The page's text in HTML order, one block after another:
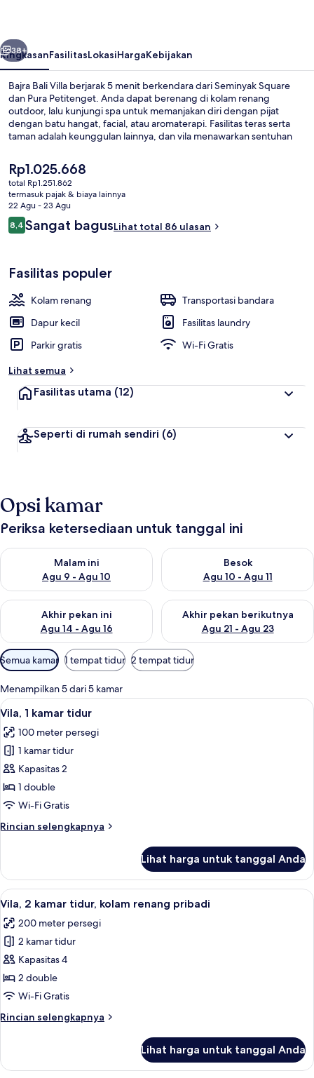
Berikutnya
38+
RingkasanFasilitasLokasiHargaKebijakan
Bajra Bali Villa berjarak 5 menit berkendara dari Seminyak Square
dan Pura Petitenget. Anda dapat berenang di kolam renang
outdoor, lalu kunjungi spa untuk memanjakan diri dengan pijat
dengan batu hangat, facial, atau aromaterapi. Fasilitas teras serta
taman adalah keunggulan lainnya, dan vila menawarkan sentuhan
traveler menyukai layanan kamar.
Harga
saat
ini
Rp1.025.668
Rp1.025.668
total Rp1.251.862
termasuk pajak & biaya lainnya
22 Agu - 23 Agu
Ulasan
8,48,4 dari 10
Sangat bagusLihat total 86 ulasan
Fasilitas populer
Kolam renang
Transportasi bandara
Dapur kecil
Fasilitas laundry
Parkir gratis
Wi-Fi Gratis
Lihat semua
Fasilitas utama (12)
Seperti di rumah sendiri (6)
Opsi kamar
Periksa ketersediaan untuk tanggal ini
Malam ini
Agu 9 - Agu 10
Periksa ketersediaan untuk malam ini Agu 9 - Agu 10
Besok
Agu 10 - Agu 11
Periksa ketersediaan untuk
Akhir pekan ini
Agu 14 - Agu 16
Periksa ketersediaan untuk akhir pekan ini Agu 14 - Agu 16
Akhir pekan berikutnya
Agu 21 - Agu 23
Periksa ketersediaan untuk
Filter
tersedia
untuk
kamar
Semua kamar 1 tempat tidur 2 tempat tidur
Menampilkan 5 dari 5 kamar
Lihat
semua
foto
untuk
Vila,
1
kamar
Isi minibar gratis, brankas, meja
14
Vila, 1 kamar tidur
100 meter persegi
1 kamar tidur
Kapasitas 2
1 double
Wi-Fi Gratis
Rincian selengkapnya
Rincian
Vila,
kamar
Lihat harga untuk tanggal Anda
Lihat
semua
foto
untuk
Vila,
2
kamar
kolam
15
Vila, 2 kamar tidur, kolam renang pribadi
200 meter persegi
2 kamar tidur
Kapasitas 4
2 double
Wi-Fi Gratis
Rincian selengkapnya
Rincian
Vila,
Lihat harga untuk tanggal Anda